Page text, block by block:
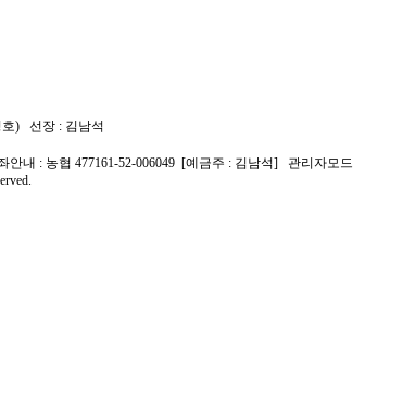
호) 선장 : 김남석
안내 : 농협 477161-52-006049 [예금주 : 김남석] 관리자모드